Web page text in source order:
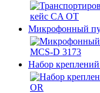
Микрофонный
Набор